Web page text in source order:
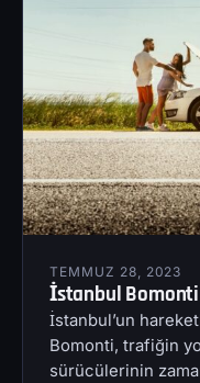
TEMMUZ 28, 2023
İstanbul Bomonti
İstanbul’un
Bomonti, trafiğin
sürücülerinin